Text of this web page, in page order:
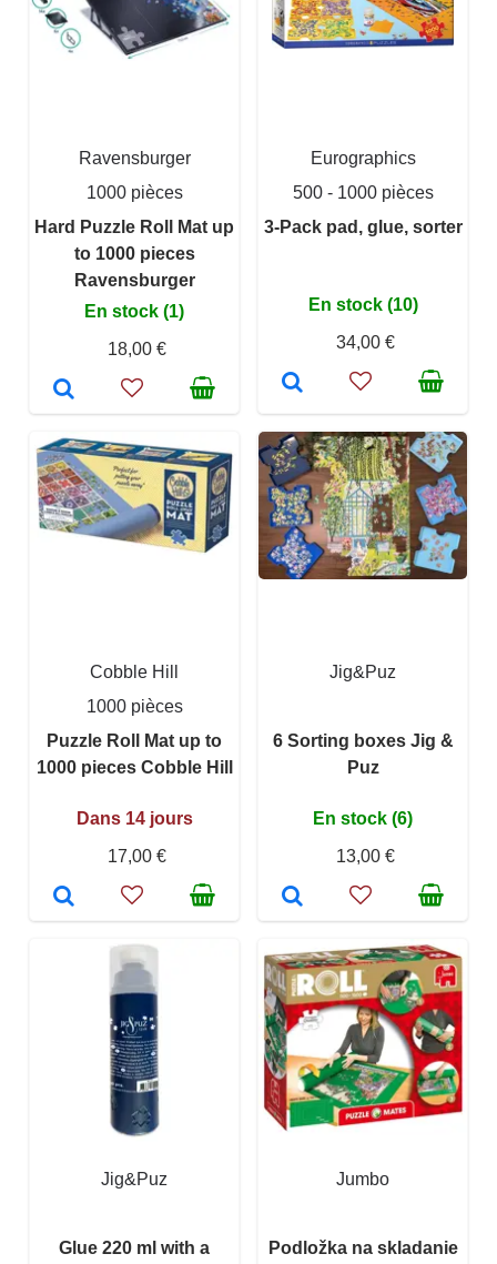
Ravensburger
1000 pièces
Hard Puzzle Roll Mat up
to 1000 pieces
Ravensburger
En stock (1)
18,00 €
Eurographics
500 - 1000 pièces
3-Pack pad, glue, sorter
En stock (10)
34,00 €
Cobble Hill
1000 pièces
Puzzle Roll Mat up to
1000 pieces Cobble Hill
Dans 14 jours
17,00 €
Jig&Puz
6 Sorting boxes Jig &
Puz
En stock (6)
13,00 €
Jig&Puz
Glue 220 ml with a
Jumbo
Podložka na skladanie